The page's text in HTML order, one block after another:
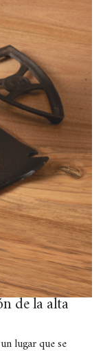
de la alta
lugar que se